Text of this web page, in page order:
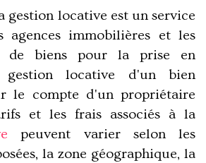
gestion locative est un service
agences immobilières et les
de biens pour la prise en
locative d'un bien
le compte d'un propriétaire
et les frais associés à la
peuvent varier selon les
la zone géographique, la